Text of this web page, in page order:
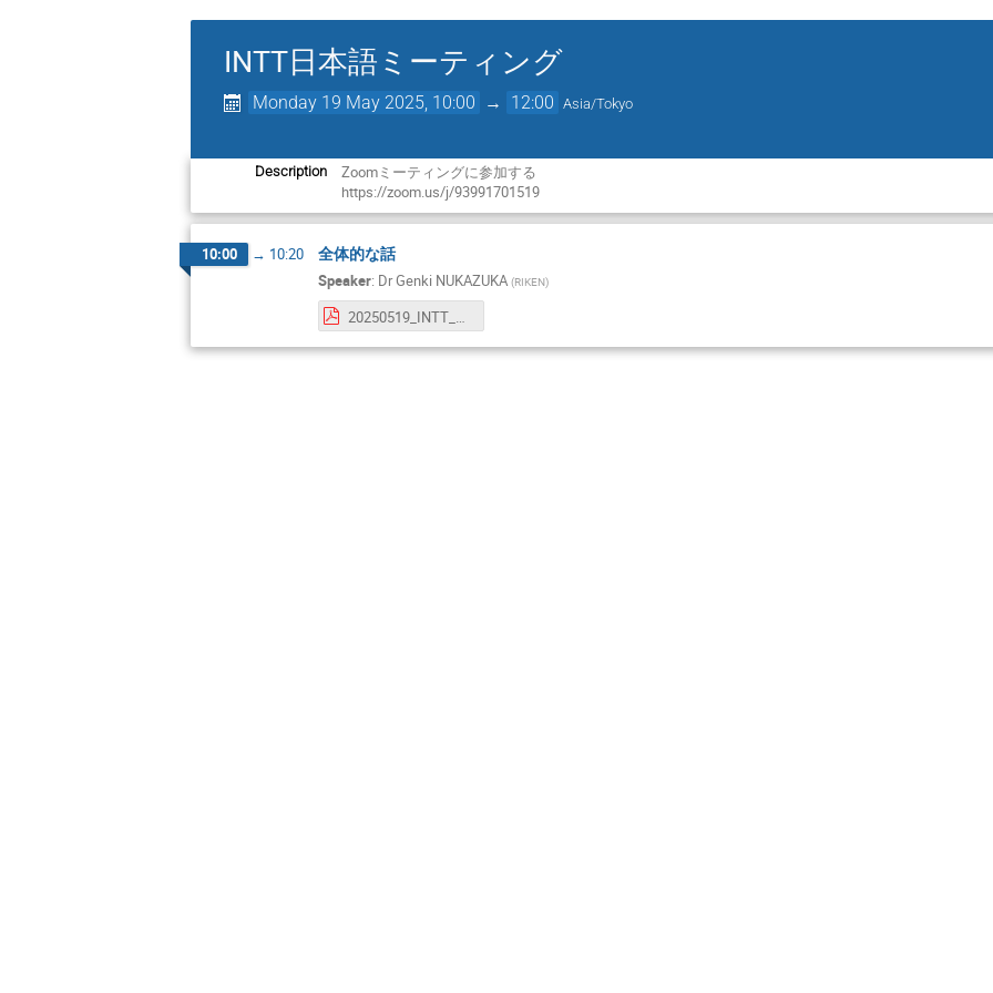
INTT日本語ミーティング
Monday 19 May 2025, 10:00 → 12:00 Asia/Tokyo
Description
Zoomミーティングに参加する
https://zoom.us/j/93991701519
10:00 → 10:20 全体的な話
Speaker: DrGenki NUKAZUKA (RIKEN)
20250519_INTT_JP_meeting.pdf